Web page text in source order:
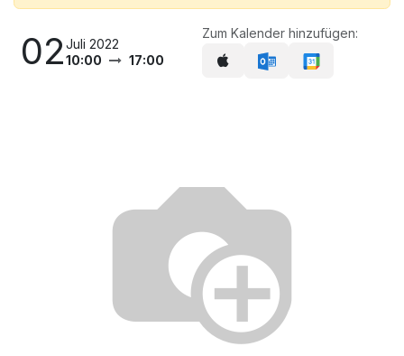
02Juli 2022
10:00
17:00
Zum Kalender hinzufügen: